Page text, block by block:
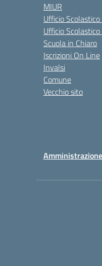
MIUR
Ufficio
Ufficio
Scuola in Chiaro
Iscrizioni On Line
Invalsi
Comune
Vecchio sito